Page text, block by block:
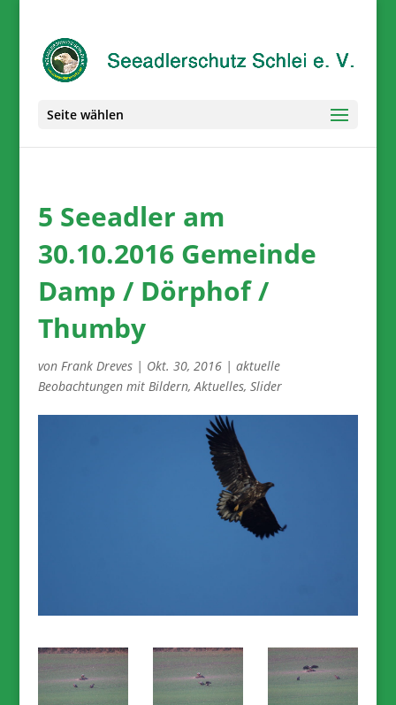
Seite wählen
5 Seeadler am
30.10.2016 Gemeinde
Damp / Dörphof /
Thumby
von Frank Dreves| Okt. 30, 2016| aktuelle
Beobachtungen mit Bildern,Aktuelles, Slider